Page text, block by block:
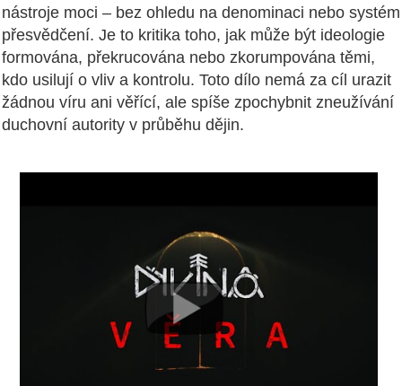
nástroje moci – bez ohledu na denominaci nebo systém
přesvědčení. Je to kritika toho, jak může být ideologie
formována, překrucována nebo zkorumpována těmi,
kdo usilují o vliv a kontrolu. Toto dílo nemá za cíl urazit
žádnou víru ani věřící, ale spíše zpochybnit zneužívání
duchovní autority v průběhu dějin.